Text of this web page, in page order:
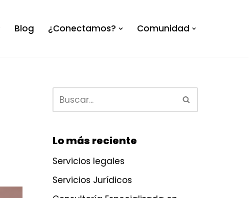
Blog ¿Conectamos? Comunidad
Lo más reciente
Servicios legales
Servicios Jurídicos